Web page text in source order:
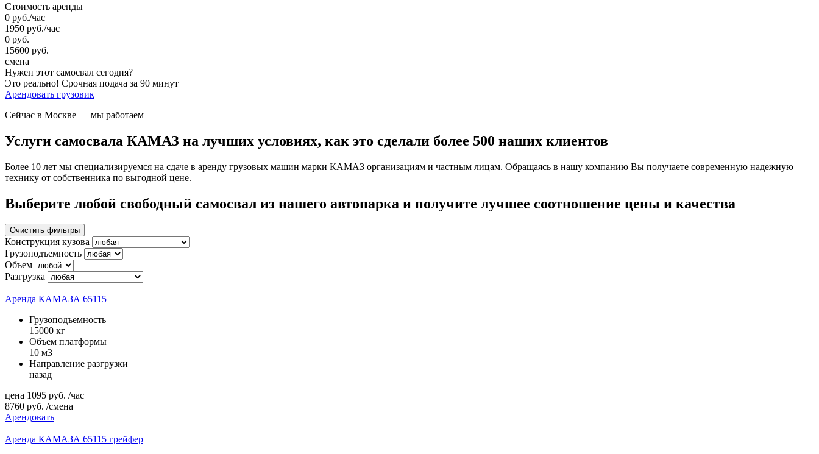
Стоимость аренды
0 руб./час
1950 руб./час
0 руб.
15600 руб.
смена
Нужен этот самосвал сегодня?
Это реально! Срочная подача за 90 минут
Арендовать грузовик
Сейчас в Москве — мы работаем
Услуги самосвала КАМАЗ на лучших условиях, как это сделали более 500 наших клиентов
Более 10 лет мы специализируемся на сдаче в аренду грузовых машин марки КАМАЗ организациям и частным лицам. Обращаясь в нашу компанию Вы получаете современную надежную
технику от собственника по выгодной цене.
Выберите любой свободный самосвал из нашего автопарка и получите лучшее соотношение цены и качества
Очистить фильтры
Конструкция кузова
Грузоподъемность
Объем
Разгрузка
Аренда КАМАЗА 65115
Грузоподъемность
15000 кг
Объем платформы
10 м3
Направление разгрузки
назад
цена 1095 руб. /час
8760 руб. /смена
Арендовать
Аренда КАМАЗА 65115 грейфер